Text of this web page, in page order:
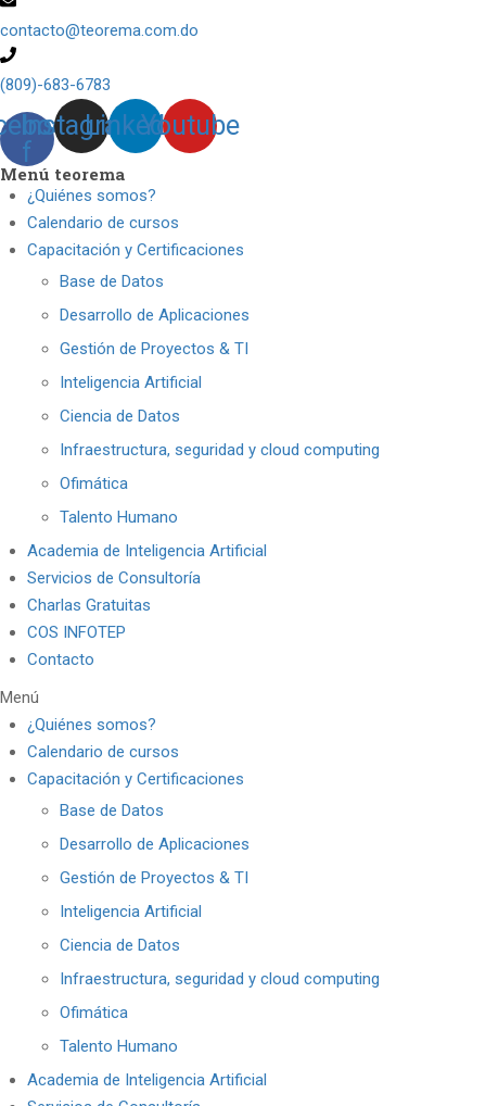
contacto@teorema.com.do
(809)-683-6783
f
Instagram
LinkedinYoutube
Menú teorema
¿Quiénes somos?
Calendario de cursos
Capacitación y Certificaciones
Base de Datos
Desarrollo de Aplicaciones
Gestión de Proyectos & TI
Inteligencia Artificial
Ciencia de Datos
Infraestructura, seguridad y cloud computing
Ofimática
Talento Humano
Academia de Inteligencia Artificial
Servicios de Consultoría
Charlas Gratuitas
COS INFOTEP
Contacto
Menú
¿Quiénes somos?
Calendario de cursos
Capacitación y Certificaciones
Base de Datos
Desarrollo de Aplicaciones
Gestión de Proyectos & TI
Inteligencia Artificial
Ciencia de Datos
Infraestructura, seguridad y cloud computing
Ofimática
Talento Humano
Academia de Inteligencia Artificial